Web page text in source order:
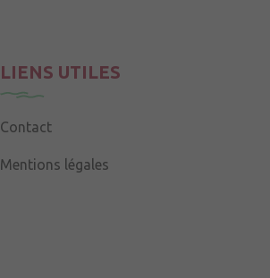
LIENS UTILES
Contact
Mentions légales